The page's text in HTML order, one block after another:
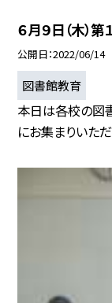
６月９日（木）
公開日 2022/06/14
図書館教育
本日は各校の図
にお集まりいた